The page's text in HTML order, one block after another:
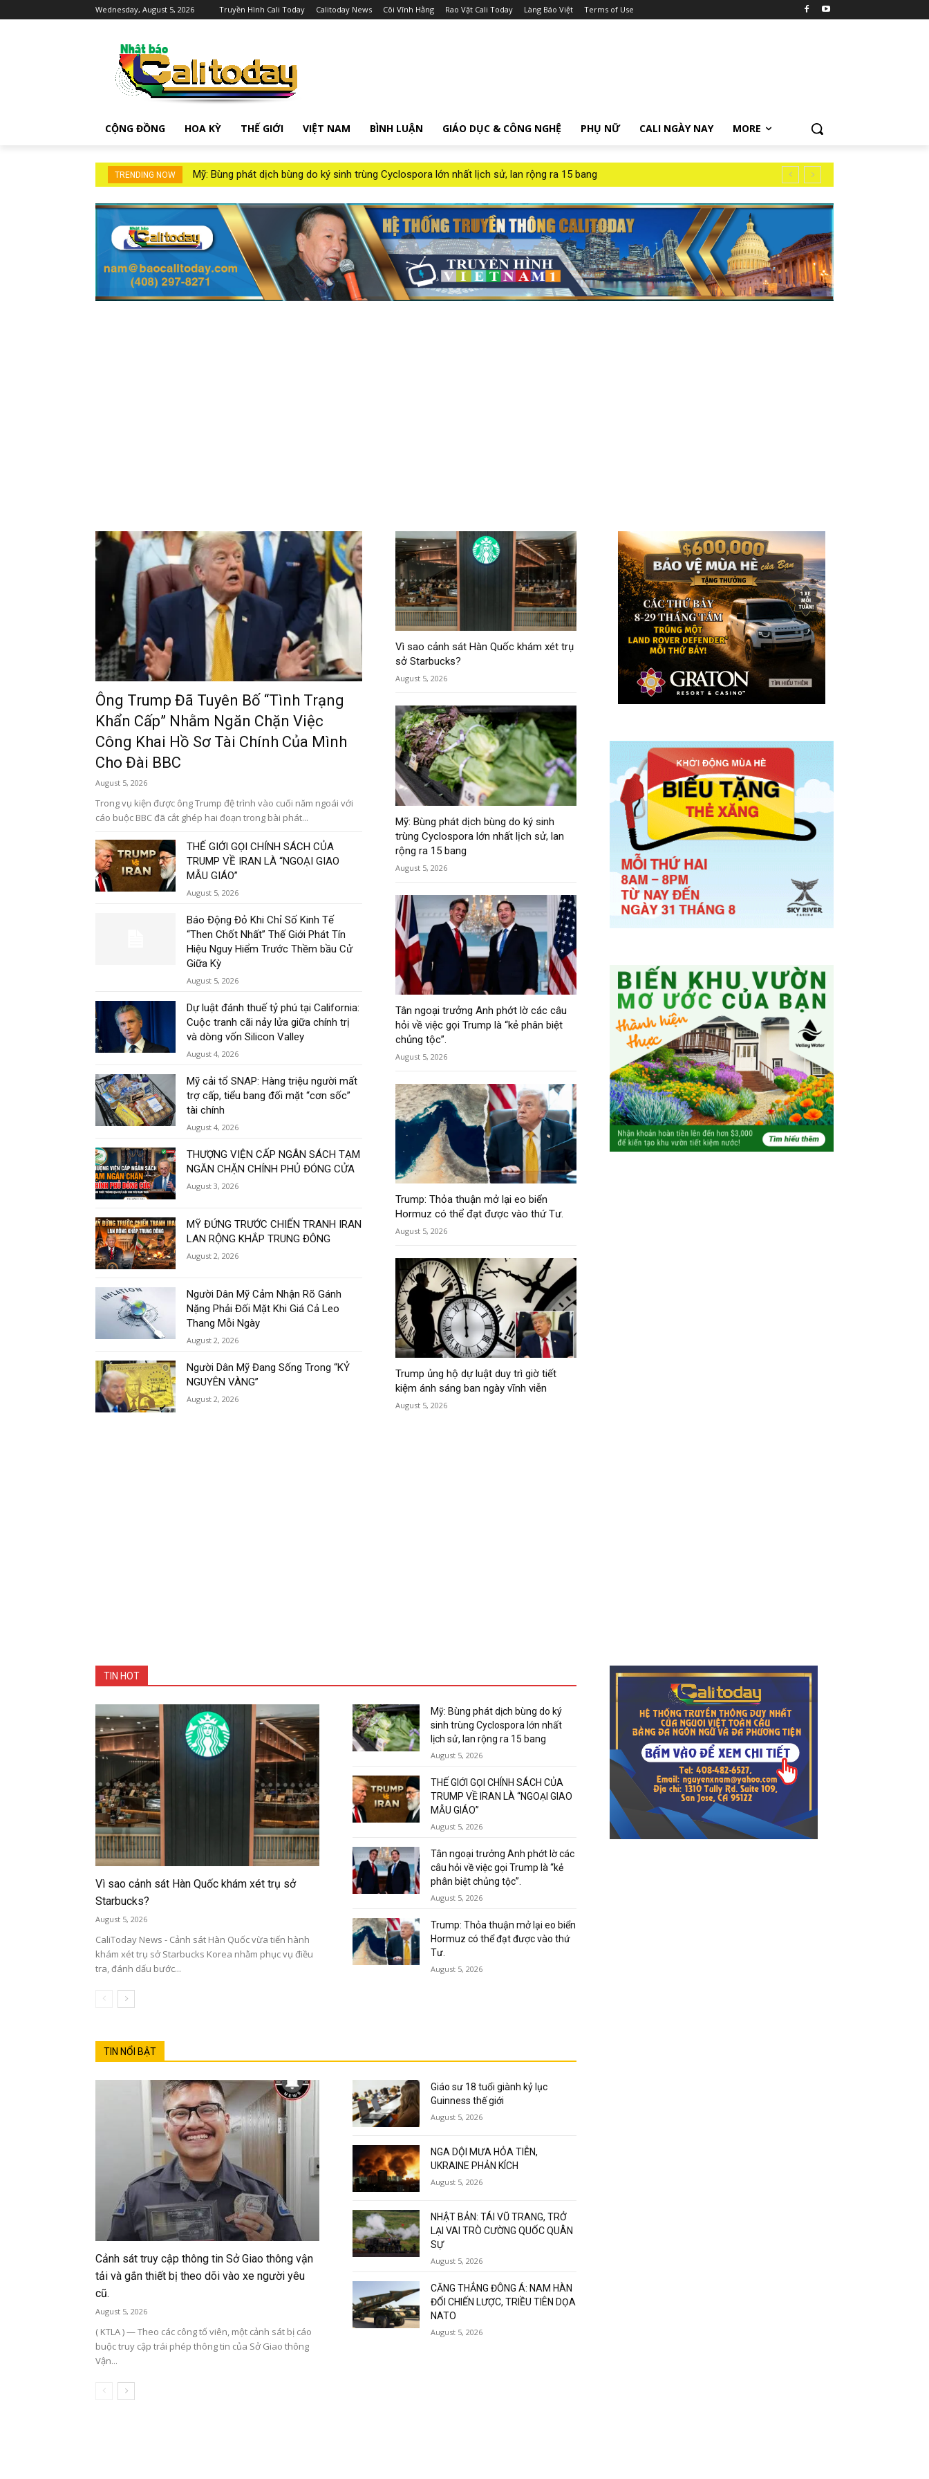
Wednesday, August 5, 2026 Truyền Hình Cali Today Calitoday News Cõi Vĩnh Hằng Rao Vặt Cali Today Làng Báo Việt Terms of Use
CỘNG ĐỒNG HOA KỲ THẾ GIỚI VIỆT NAM BÌNH LUẬN GIÁO DỤC & CÔNG NGHỆ PHỤ NỮ CALI NGÀY NAY MORE
TRENDING NOW Mỹ: Bùng phát dịch bùng do ký sinh trùng Cyclospora lớn nhất lịch sử, lan rộng ra 15 bang
Ông Trump Đã Tuyên Bố “Tình Trạng Khẩn Cấp” Nhằm Ngăn Chặn Việc Công Khai Hồ Sơ Tài Chính Của Mình Cho Đài
Ông Trump Đã Tuyên Bố “Tình Trạng
Khẩn Cấp” Nhằm Ngăn Chặn Việc
Công Khai Hồ Sơ Tài Chính Của Mình
Cho Đài BBC
August 5, 2026
Trong vụ kiện được ông Trump đệ trình vào cuối năm ngoái với
cáo buộc BBC đã cắt ghép hai đoạn trong bài phát...
THẾ GIỚI GỌI CHÍNH SÁCH CỦA
TRUMP VỀ IRAN LÀ “NGOẠI GIAO
MẪU GIÁO”
August 5, 2026
Báo Động Đỏ Khi Chỉ Số Kinh Tế
“Then Chốt Nhất” Thế Giới Phát Tín
Hiệu Nguy Hiểm Trước Thềm bầu Cử
Giữa Kỳ
August 5, 2026
Dự luật đánh thuế tỷ phú tại California:
Cuộc tranh cãi nảy lửa giữa chính trị
và dòng vốn Silicon Valley
August 4, 2026
Mỹ cải tổ SNAP: Hàng triệu người mất
trợ cấp, tiểu bang đối mặt “cơn sốc”
tài chính
August 4, 2026
THƯỢNG VIỆN CẤP NGÂN SÁCH TẠM
NGĂN CHẶN CHÍNH PHỦ ĐÓNG CỬA
August 3, 2026
MỸ ĐỨNG TRƯỚC CHIẾN TRANH IRAN
LAN RỘNG KHẮP TRUNG ĐÔNG
August 2, 2026
Người Dân Mỹ Cảm Nhận Rõ Gánh
Nặng Phải Đối Mặt Khi Giá Cả Leo
Thang Mỗi Ngày
August 2, 2026
Người Dân Mỹ Đang Sống Trong “KỶ
NGUYÊN VÀNG”
August 2, 2026
Vì sao cảnh sát Hàn Quốc khám xét trụ
sở Starbucks?
August 5, 2026
Mỹ: Bùng phát dịch bùng do ký sinh
trùng Cyclospora lớn nhất lịch sử, lan
rộng ra 15 bang
August 5, 2026
Tân ngoại trưởng Anh phớt lờ các câu
hỏi về việc gọi Trump là “kẻ phân biệt
chủng tộc”.
August 5, 2026
Trump: Thỏa thuận mở lại eo biển
Hormuz có thể đạt được vào thứ Tư.
August 5, 2026
Trump ủng hộ dự luật duy trì giờ tiết
kiệm ánh sáng ban ngày vĩnh viễn
August 5, 2026
TIN HOT
Vì sao cảnh sát Hàn Quốc khám xét trụ sở
Starbucks?
August 5, 2026
CaliToday News - Cảnh sát Hàn Quốc vừa tiến hành
khám xét trụ sở Starbucks Korea nhằm phục vụ điều
tra, đánh dấu bước...
Mỹ: Bùng phát dịch bùng do ký
sinh trùng Cyclospora lớn nhất
lịch sử, lan rộng ra 15 bang
August 5, 2026
THẾ GIỚI GỌI CHÍNH SÁCH CỦA
TRUMP VỀ IRAN LÀ “NGOẠI GIAO
MẪU GIÁO”
August 5, 2026
Tân ngoại trưởng Anh phớt lờ các
câu hỏi về việc gọi Trump là “kẻ
phân biệt chủng tộc”.
August 5, 2026
Trump: Thỏa thuận mở lại eo biển
Hormuz có thể đạt được vào thứ
Tư.
August 5, 2026
TIN NỔI BẬT
Cảnh sát truy cập thông tin Sở Giao thông vận
tải và gắn thiết bị theo dõi vào xe người yêu
cũ.
August 5, 2026
( KTLA ) — Theo các công tố viên, một cảnh sát bị cáo
buộc truy cập trái phép thông tin của Sở Giao thông
Vận...
Giáo sư 18 tuổi giành kỷ lục
Guinness thế giới
August 5, 2026
NGA DỘI MƯA HỎA TIỄN,
UKRAINE PHẢN KÍCH
August 5, 2026
NHẬT BẢN: TÁI VŨ TRANG, TRỞ
LẠI VAI TRÒ CƯỜNG QUỐC QUÂN
SỰ
August 5, 2026
CĂNG THẲNG ĐÔNG Á: NAM HÀN
ĐỔI CHIẾN LƯỢC, TRIỀU TIÊN DỌA
NATO
August 5, 2026